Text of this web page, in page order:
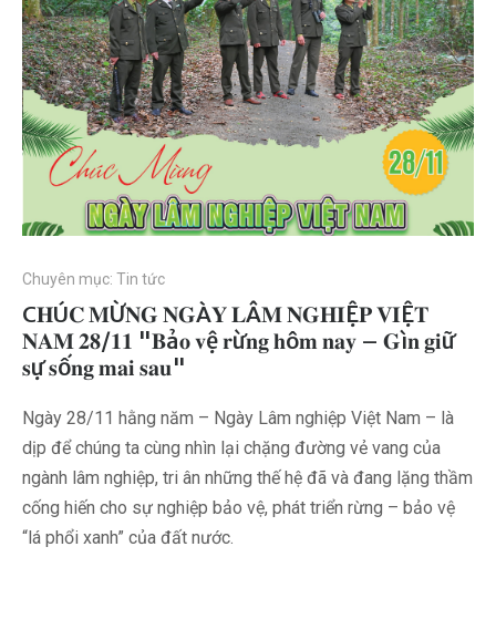
Chuyên mục: Tin tức
C𝐇Ú𝐂 𝐌Ừ𝐍𝐆 𝐍𝐆À𝐘 𝐋Â𝐌 𝐍𝐆𝐇𝐈Ệ𝐏 𝐕𝐈Ệ𝐓
𝐍𝐀𝐌 𝟐𝟖/𝟏𝟏 "𝐁ả𝐨 𝐯ệ 𝐫ừ𝐧𝐠 𝐡ô𝐦 𝐧𝐚𝐲 – 𝐆ì𝐧 𝐠𝐢ữ
𝐬ự 𝐬ố𝐧𝐠 𝐦𝐚𝐢 𝐬𝐚𝐮"
Ngày 28/11 hằng năm – Ngày Lâm nghiệp Việt Nam – là
dịp để chúng ta cùng nhìn lại chặng đường vẻ vang của
ngành lâm nghiệp, tri ân những thế hệ đã và đang lặng thầm
cống hiến cho sự nghiệp bảo vệ, phát triển rừng – bảo vệ
“lá phổi xanh” của đất nước.